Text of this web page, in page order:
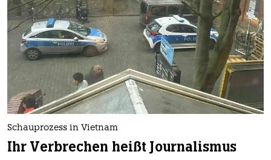
Schauprozess in Vietnam
Ihr Verbrechen heißt Journalismus